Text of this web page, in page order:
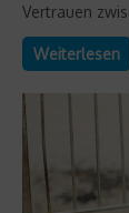
Vertrauen
Weiterlesen